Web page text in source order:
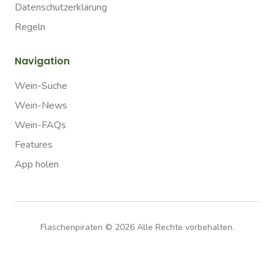
Datenschutzerklärung
Regeln
Navigation
Wein-Suche
Wein-News
Wein-FAQs
Features
App holen
Flaschenpiraten © 2026Alle Rechte vorbehalten.